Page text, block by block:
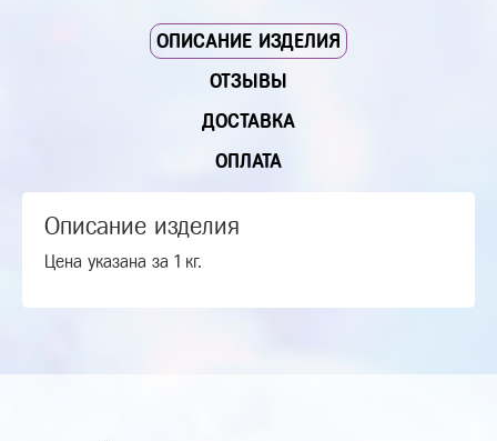
ОПИСАНИЕ ИЗДЕЛИЯ
ОТЗЫВЫ
ДОСТАВКА
ОПЛАТА
Описание изделия
Цена указана за 1 кг.